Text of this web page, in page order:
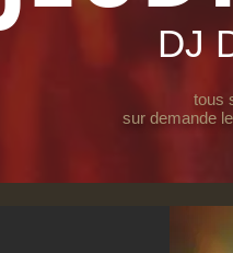
DJ
tous
sur demande